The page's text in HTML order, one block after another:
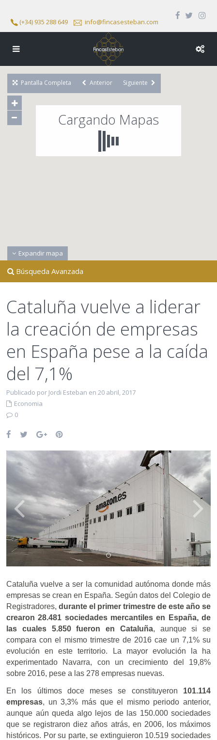
(+34) 935 288 649 info@fincasesteban.com
Cargando Mapas
Expandir mapa
Pantalla Completa Anterior Siguiente
Búsqueda Avanzada
Cataluña vuelve a liderar
la creación de empresas
en España pese a la caída
del 7,1%
Publicado por Jordi Esteban en 20 abril, 2017
Economia
0
Cataluña vuelve a ser la comunidad autónoma donde más
empresas se crean en España. Según datos del Colegio de
Registradores, durante el primer trimestre de este año se
crearon 28.481 sociedades mercantiles en España, de
las cuales 5.850 fueron en Cataluña, aunque si se
compara con el mismo trimestre de 2016 cae un 7,1% su
evolución en este territorio. La mayor evolución la ha
experimentado Navarra, con un crecimiento del 19,8%
sobre 2016, pese a las 278 empresas nuevas.
En los últimos doce meses se constituyeron 101.114
empresas, un 3,3% más que el mismo periodo anterior,
aunque aún queda algo lejos de las 150.000 sociedades
que se registraron diez años atrás, en 2006, los máximos
históricos. Por su parte, se extinguieron 10.519 sociedades